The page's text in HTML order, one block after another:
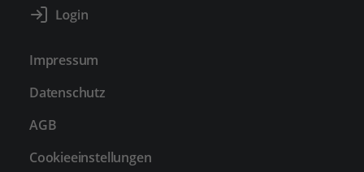
Impressum
Datenschutz
AGB
Cookieeinstellungen